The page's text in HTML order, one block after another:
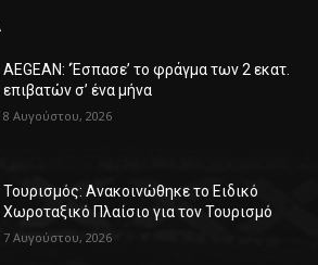
AEGEAN: ‘Έσπασε’ το φράγμα των 2 εκατ.
επιβατών σ’ ένα μήνα
8 Αυγούστου, 2026
Τουρισμός: Ανακοινώθηκε το Ειδικό
Χωροταξικό Πλαίσιο για τον Τουρισμό
7 Αυγούστου, 2026